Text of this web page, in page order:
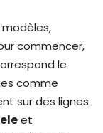
commencer,
le
comme
sur des lignes
et